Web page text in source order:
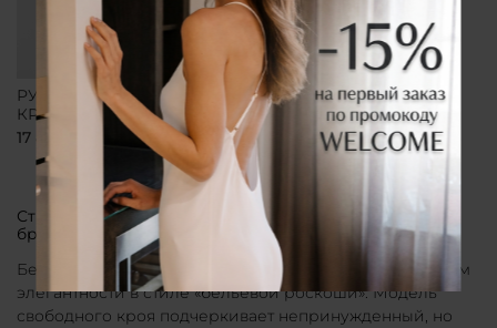
РУБАШКА СВОБОДНОГО
КРОЯ БЕЛАЯ
17 800 ₽
Стильные рубашки в актуальном белом цвете от
бренда CLÓ
Белые рубашки от бренда CLÓ являются воплощением
элегантности в стиле «бельевой роскоши». Модель
свободного кроя подчеркивает непринужденный, но